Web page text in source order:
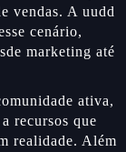
vendas. A uudd
cenário,
marketing até
ativa,
recursos que
realidade. Além